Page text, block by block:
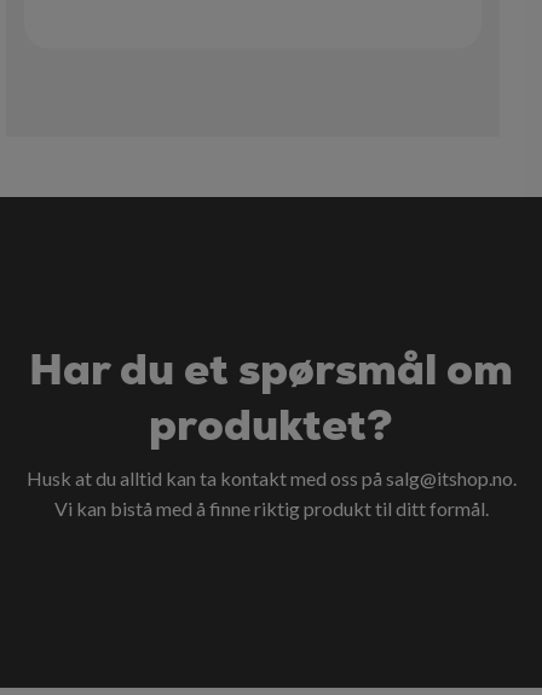
Har du et spørsmål om
produktet?
Husk at du alltid kan ta kontakt med oss på salg@itshop.no.
Vi kan bistå med å finne riktig produkt til ditt formål.